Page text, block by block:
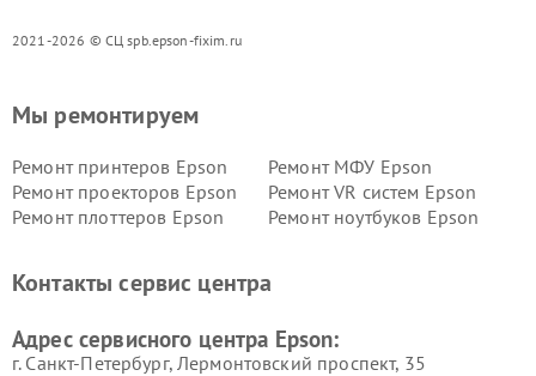
2021-2026 © СЦ spb.epson-fixim.ru
Мы ремонтируем
Ремонт принтеров Epson
Ремонт МФУ Epson
Ремонт проекторов Epson
Ремонт VR систем Epson
Ремонт плоттеров Epson
Ремонт ноутбуков Epson
Контакты сервис центра
Адрес сервисного центра Epson:
г. Санкт-Петербург, Лермонтовский проспект, 35